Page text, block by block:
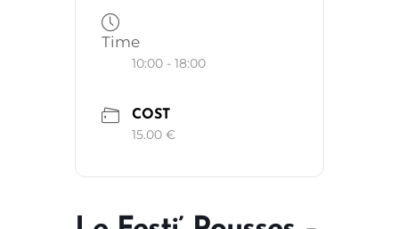
Time
10:00 - 18:00
COST
15.00 €